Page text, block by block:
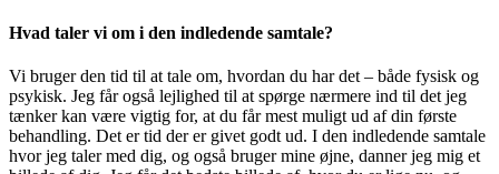
Hvad taler vi om i den indledende samtale?
Vi bruger den tid til at tale om, hvordan du har det – både fysisk og
psykisk. Jeg får også lejlighed til at spørge nærmere ind til det jeg
tænker kan være vigtig for, at du får mest muligt ud af din første
behandling. Det er tid der er givet godt ud. I den indledende samtale
hvor jeg taler med dig, og også bruger mine øjne, danner jeg mig et